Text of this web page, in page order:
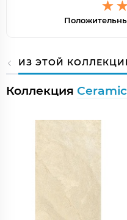
ИЗ ЭТОЙ
Коллекция